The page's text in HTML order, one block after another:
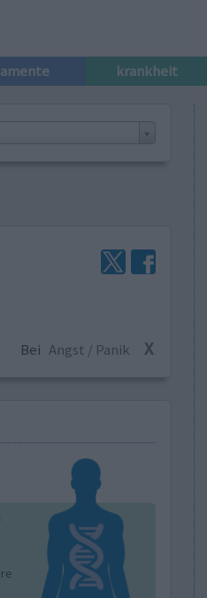
krankheit
Bei Angst / Panik X